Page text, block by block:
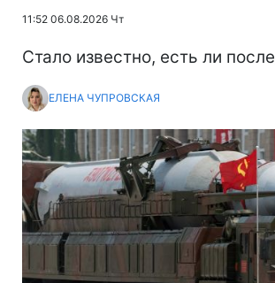
11:52 06.08.2026 Чт
Стало известно, есть ли
ЕЛЕНА ЧУПРОВСКАЯ